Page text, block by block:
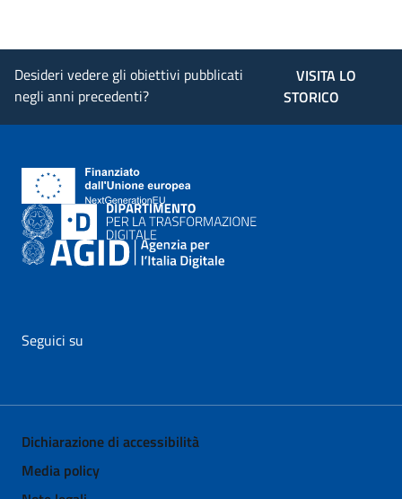
Desideri vedere gli obiettivi pubblicati
negli anni precedenti?
VISITA LO
STORICO
Seguici su
Dichiarazione di accessibilità
Media policy